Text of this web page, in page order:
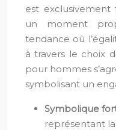
est
un moment
tendance où
à travers le choix
pour hommes
symbolisant un
Symbolique
représentant